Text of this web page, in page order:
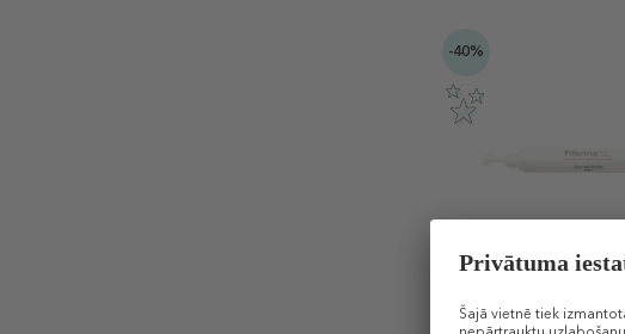
-40%
FILLERINA
12 HA Specific Zones